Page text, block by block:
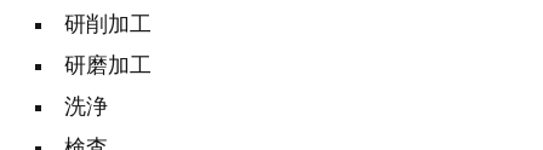
研削加工
研磨加工
洗浄